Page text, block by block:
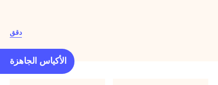
دقق
الأكياس الجاهزة